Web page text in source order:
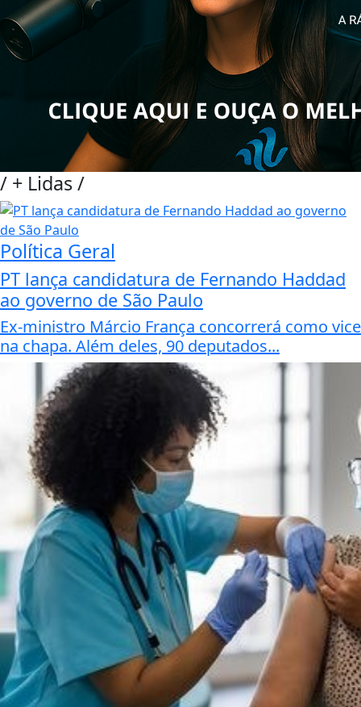
/ + Lidas/
Política Geral
PT lança candidatura de Fernando Haddad
ao governo de São Paulo
Ex-ministro Márcio França concorrerá como vice
na chapa. Além deles, 90 deputados...